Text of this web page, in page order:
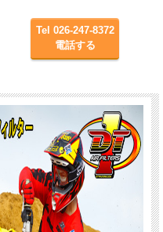
Tel 026-247-8372
電話する